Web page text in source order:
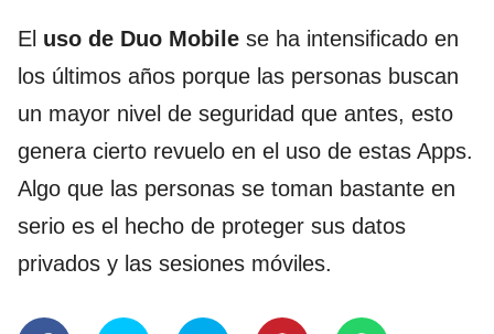
El uso de Duo Mobile se ha intensificado en
los últimos años porque las personas buscan
un mayor nivel de seguridad que antes, esto
genera cierto revuelo en el uso de estas Apps.
Algo que las personas se toman bastante en
serio es el hecho de proteger sus datos
privados y las sesiones móviles.